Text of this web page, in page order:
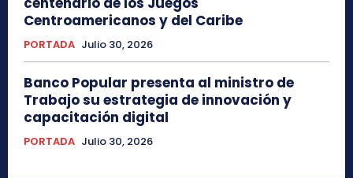
Centroamericanos y del Caribe
PORTADA Julio 30, 2026
Banco Popular presenta al ministro de
Trabajo su estrategia de innovación y
capacitación digital
PORTADA Julio 30, 2026